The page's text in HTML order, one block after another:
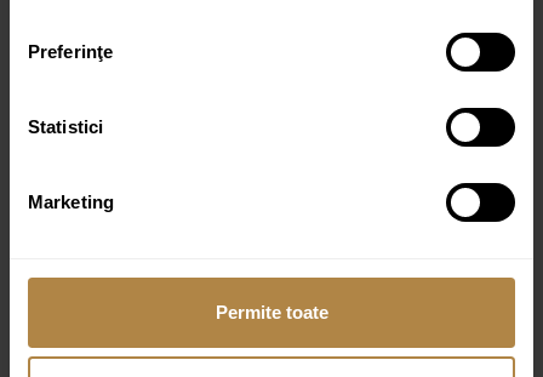
Preferinţe
Statistici
Marketing
Permite toate
Brat de dus cu montaj pe perete, lungime 40 CM
Robinet de colt cu cap ceramic 1/2 „X 3/8” Auriu
Robinet de colt cu cap ceramic 1/2 ” NEGRU